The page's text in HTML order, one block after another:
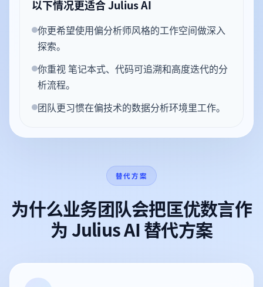
以下情况更适合 Julius AI
你更希望使用偏分析师风格的工作空间做深入
探索。
你重视 笔记本式、代码可追溯和高度迭代的分
析流程。
团队更习惯在偏技术的数据分析环境里工作。
替代方案
为什么业务团队会把匡优数言作
为 Julius AI 替代方案